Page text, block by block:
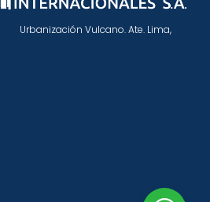
Urbanización Vulcano. Ate. Lima,